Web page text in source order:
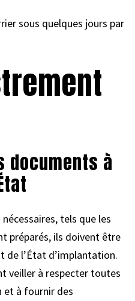
sous quelques jours par
documents à
tels que les
préparés, ils doivent être
de l’État d’implantation.
veiller à respecter toutes
et à fournir des